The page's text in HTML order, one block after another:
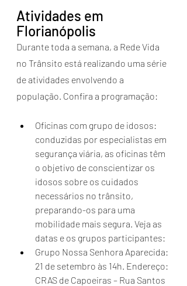
Atividades em
Florianópolis
Durante toda a semana, a Rede Vida
no Trânsito está realizando uma série
de atividades envolvendo a
população. Confira a programação:
Oficinas com grupo de idosos:
conduzidas por especialistas em
segurança viária, as oficinas têm
o objetivo de conscientizar os
idosos sobre os cuidados
necessários no trânsito,
preparando-os para uma
mobilidade mais segura. Veja as
datas e os grupos participantes:
Grupo Nossa Senhora Aparecida:
21 de setembro às 14h. Endereço:
CRAS de Capoeiras – Rua Santos